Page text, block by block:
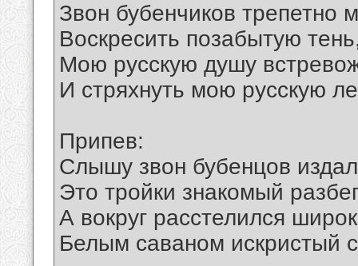
Звон бубенчиков трепетно
Воскресить позабытую
Мою русскую душу
И стряхнуть мою русскую
Припев:
Слышу звон бубенцов
Это тройки знакомый
А вокруг расстелился
Белым саваном искристый